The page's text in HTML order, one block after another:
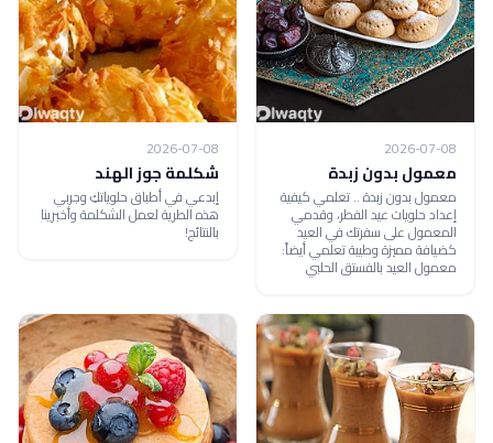
2026-07-08
معمول بدون زبدة
معمول بدون زبدة .. تعلمي كيفية
إعداد حلويات عيد الفطر، وقدمي
المعمول على سفرتك في العيد
كضيافة مميزة وطيبة تعلمي أيضاً:
معمول العيد بالفستق الحلبي
2026-07-08
شكلمة جوز الهند
إبدعي في أطباق حلوياتكِ وجربي
هذه الطرية لعمل الشكلمة وأخبرينا
بالنتائج!